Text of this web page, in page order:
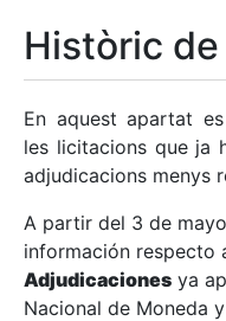
Mostra/Amaga
Mostra/Amaga
Històric
En aquest apartat
les licitacions que ja
adjudicacions menys
A partir del 3 de
información respecto
Adjudicaciones ya
Nacional de Moneda